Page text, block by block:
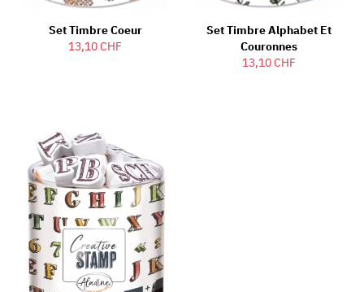
Set Timbre Coeur
13,10 CHF
Set Timbre Alphabet Et
Couronnes
13,10 CHF